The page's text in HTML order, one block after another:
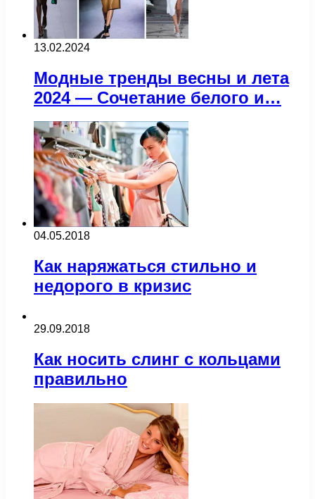
13.02.2024
Модные тренды весны и лета
2024 — Сочетание белого и…
04.05.2018
Как наряжаться стильно и
недорого в кризис
29.09.2018
Как носить слинг с кольцами
правильно